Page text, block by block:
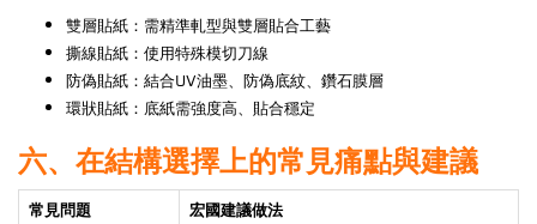
雙層貼紙：需精準軋型與雙層貼合工藝
撕線貼紙：使用特殊模切刀線
防偽貼紙：結合UV油墨、防偽底紋、鑽石膜層
環狀貼紙：底紙需強度高、貼合穩定
六、在結構選擇上的常見痛點與建議
常見問題
宏國建議做法